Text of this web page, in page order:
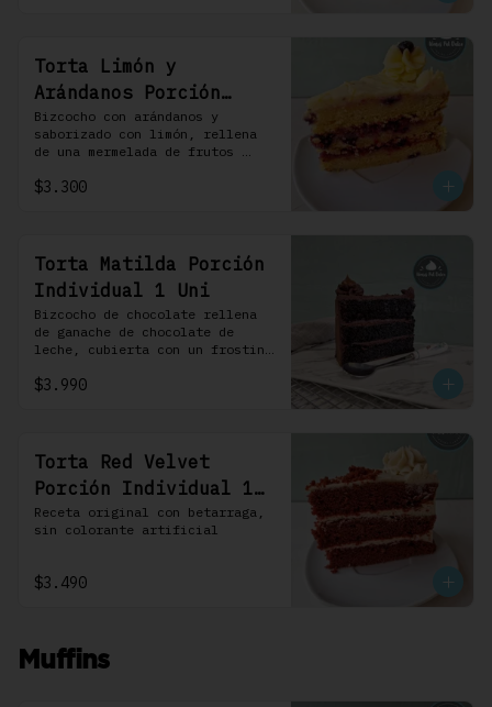
Torta Limón y
Arándanos Porción
Individual 1 Uni
Bizcocho con arándanos y
saborizado con limón, rellena
de una mermelada de frutos
frosting de queso de crema.
$3.300
Torta Matilda Porción
Individual 1 Uni
Bizcocho de chocolate rellena
de ganache de chocolate de
leche, cubierta con un frosting
$3.990
Torta Red Velvet
Porción Individual 1
Uni
Receta original con betarraga,
sin colorante artificial
$3.490
Muffins